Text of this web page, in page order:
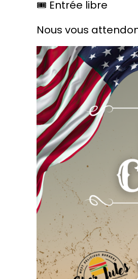
🎟️ Entrée libre
Nous vous